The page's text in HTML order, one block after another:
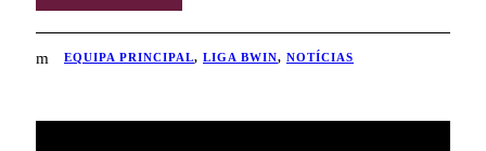
EQUIPA PRINCIPAL, LIGA BWIN, NOTÍCIAS